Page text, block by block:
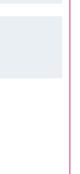
贈答用 飲み比べ シメ